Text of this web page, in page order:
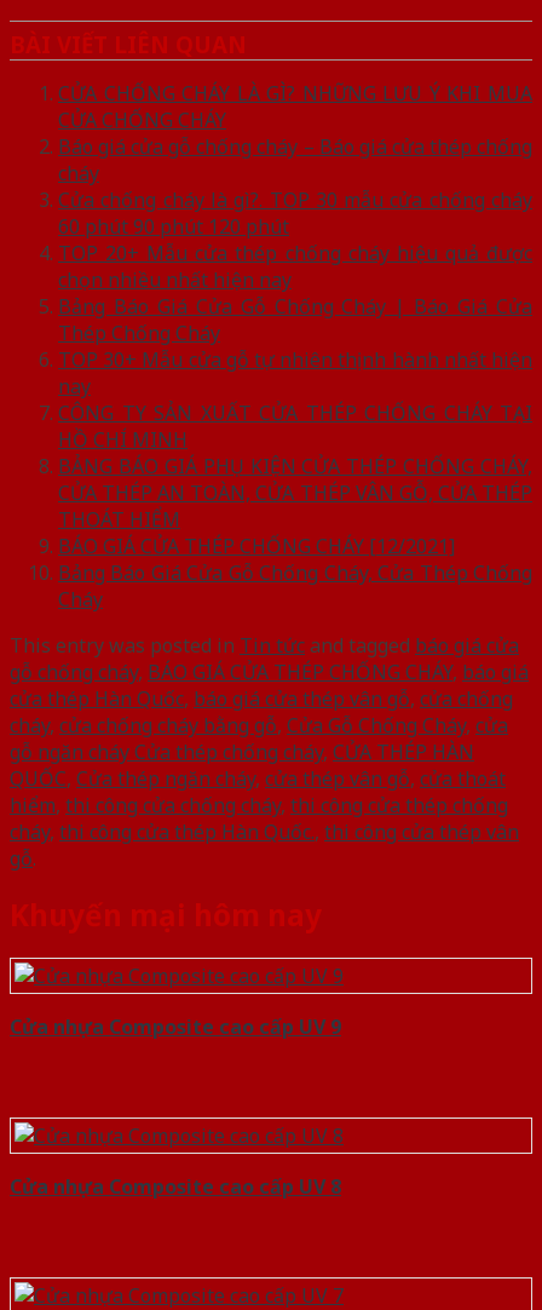
BÀI VIẾT LIÊN QUAN
CỬA CHỐNG CHÁY LÀ GÌ? NHỮNG LƯU Ý KHI MUA
CỬA CHỐNG CHÁY
Báo giá cửa gỗ chống cháy – Báo giá cửa thép chống
cháy
Cửa chống cháy là gì?. TOP 30 mẫu cửa chống cháy
60 phút 90 phút 120 phút
TOP 20+ Mẫu cửa thép chống cháy hiệu quả được
chọn nhiều nhất hiện nay
Bảng Báo Giá Cửa Gỗ Chống Cháy | Báo Giá Cửa
Thép Chống Cháy
TOP 30+ Mẫu cửa gỗ tự nhiên thịnh hành nhất hiện
nay
CÔNG TY SẢN XUẤT CỬA THÉP CHỐNG CHÁY TẠI
HỒ CHÍ MINH
BẢNG BÁO GIÁ PHỤ KIỆN CỬA THÉP CHỐNG CHÁY,
CỬA THÉP AN TOÀN, CỬA THÉP VÂN GỖ, CỬA THÉP
THOÁT HIỂM
BÁO GIÁ CỬA THÉP CHỐNG CHÁY [12/2021]
Bảng Báo Giá Cửa Gỗ Chống Cháy, Cửa Thép Chống
Cháy
This entry was posted in Tin tứcand tagged báo giá cửa
gỗ chống cháy, BÁO GIÁ CỬA THÉP CHỐNG CHÁY, báo giá
cửa thép Hàn Quốc, báo giá cửa thép vân gỗ, cửa chống
cháy, cửa chống cháy bằng gỗ, Cửa Gỗ Chống Cháy, cửa
gỗ ngăn cháy Cửa thép chống cháy, CỬA THÉP HÀN
QUỐC, Cửa thép ngăn cháy, cửa thép vân gỗ, cửa thoát
hiểm, thi công cửa chống cháy, thi công cửa thép chống
cháy, thi công cửa thép Hàn Quốc., thi công cửa thép vân
gỗ.
Khuyến mại hôm nay
Cửa nhựa Composite cao cấp UV 9
Cửa nhựa Composite cao cấp UV 8